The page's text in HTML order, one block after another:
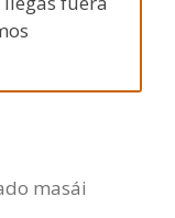
masái